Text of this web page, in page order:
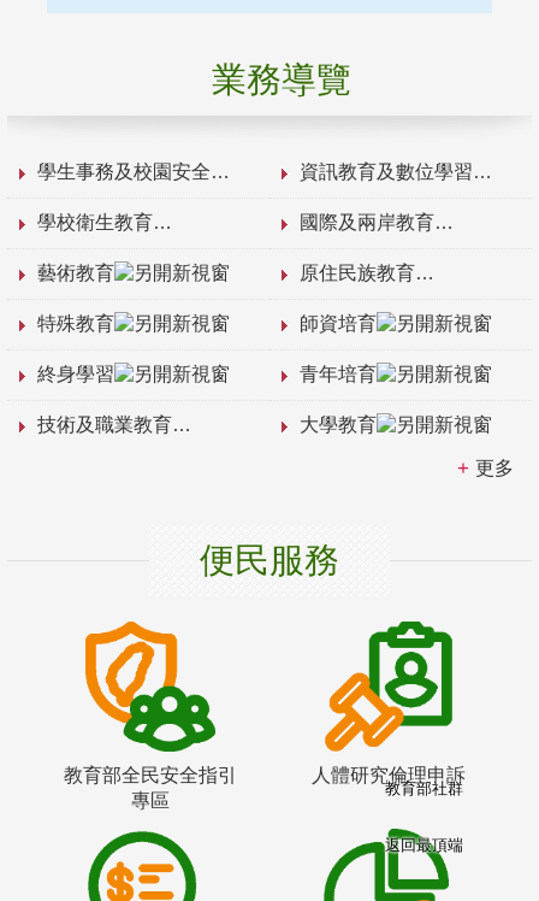
業務導覽
學生事務及校園安全 資訊教育及數位學習
學校衛生教育 國際及兩岸教育
藝術教育 原住民族教育
特殊教育 師資培育
終身學習 青年培育
技術及職業教育 大學教育
更多
便民服務
教育部全民安全指引
專區
人體研究倫理申訴
教育部社群
返回最頂端